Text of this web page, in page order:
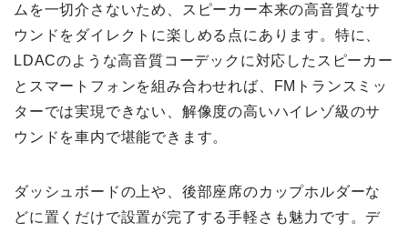
ムを一切介さないため、スピーカー本来の高音質なサ
ウンドをダイレクトに楽しめる点にあります。特に、
LDACのような高音質コーデックに対応したスピーカー
とスマートフォンを組み合わせれば、FMトランスミッ
ターでは実現できない、解像度の高いハイレゾ級のサ
ウンドを車内で堪能できます。
ダッシュボードの上や、後部座席のカップホルダーな
どに置くだけで設置が完了する手軽さも魅力です。デ